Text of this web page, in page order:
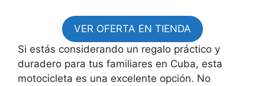
VER OFERTA EN TIENDA
Si estás considerando un regalo práctico y
duradero para tus familiares en Cuba, esta
motocicleta es una excelente opción. No